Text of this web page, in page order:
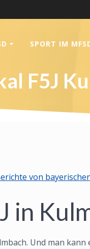
SPORT IM
F5J
von
in
Und man kann